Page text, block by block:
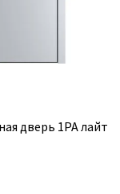
дверь 1PA лайт